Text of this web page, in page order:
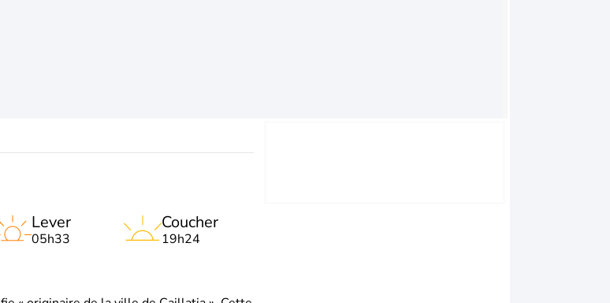
Lever
05h33
Coucher
19h24